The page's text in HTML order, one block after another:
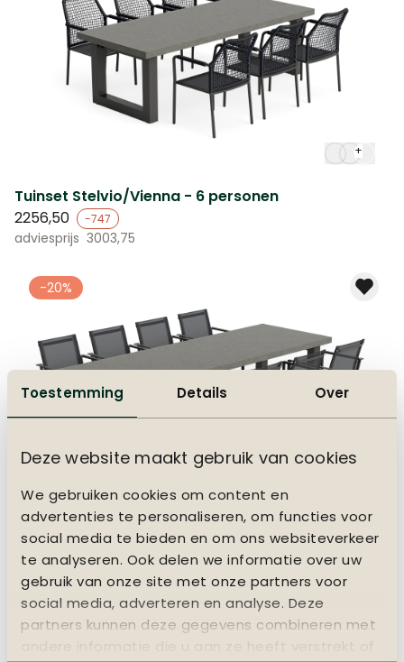
Toestemming Details Over
Deze website maakt gebruik van cookies
We gebruiken cookies om content en
advertenties te personaliseren, om functies voor
social media te bieden en om ons websiteverkeer
te analyseren. Ook delen we informatie over uw
gebruik van onze site met onze partners voor
social media, adverteren en analyse. Deze
partners kunnen deze gegevens combineren met
andere informatie die u aan ze heeft verstrekt of
+
Tuinset Stelvio/Vienna - 6 personen
2256,50
-747
adviesprijs 3003,75
Tuinset Stelvio/Soho - 8 personen
2909,-
adviesprijs
-20%
-20%